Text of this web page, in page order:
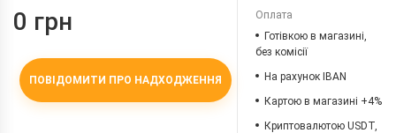
0 грн
ПОВІДОМИТИ ПРО НАДХОДЖЕННЯ
Оплата
Готівкою в магазині,
без комісії
На рахунок IBAN
Картою в магазині +4%
Криптовалютою USDT,